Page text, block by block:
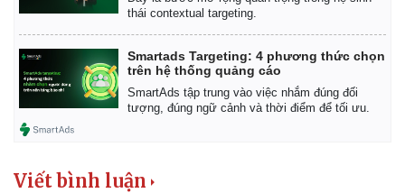
thái contextual targeting.
Smartads Targeting: 4 phương thức chọn
trên hệ thống quảng cáo
SmartAds tập trung vào việc nhắm đúng đối
tượng, đúng ngữ cảnh và thời điểm để tối ưu.
Viết bình luận